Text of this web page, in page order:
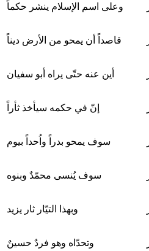
وعلى اسم الإسلام ينشر حكماً
قاصداً أن يمحو من الأرض ديناً
أين عنه حتّى يراه أبو سفيان
إنّ في حكمه سيأخذ ثأراً
سوف يمحو بدراً واُحداً بيوم
سوف يُنسى محمّدٌ وبنوه
وبهذا التيّار ثار يزيد
وتحدّاه وهو فردٌ حسينٌ